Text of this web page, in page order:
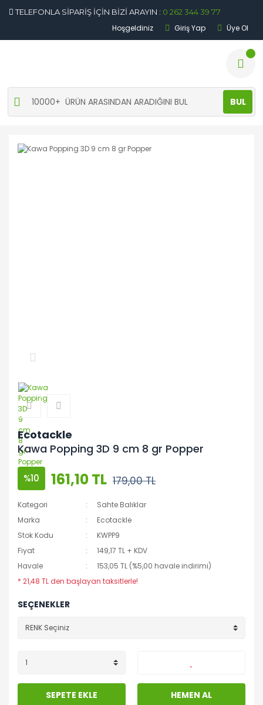
TELEFONLA SİPARİŞ İÇİN BİZİ ARAYIN : 0 262 344 39 77
Hoşgeldiniz Giriş Yap Üye Ol
BUL
Ecotackle
Kawa Popping 3D 9 cm 8 gr Popper
%10 161,10 TL 179,00 TL
Kategori
Sahte Balıklar
Marka
Ecotackle
Stok Kodu
KWPP9
Fiyat
149,17 TL + KDV
Havale
153,05 TL (%5,00 havale indirimi)
* 21,48 TL den başlayan taksitlerle!
SEÇENEKLER
SEPETE EKLE HEMEN AL